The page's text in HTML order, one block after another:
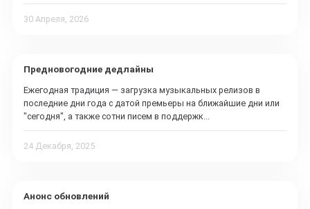
30 Апреля, 2026
Предновогодние дедлайны
Ежегодная традиция — загрузка музыкальных релизов в
последние дни года с датой премьеры на ближайшие дни или
"сегодня", а также сотни писем в поддержк...
24 Декабря, 2025
Анонс обновлений